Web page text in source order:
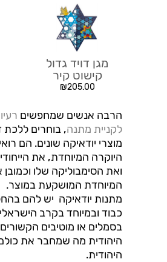
מגן דויד גדול
קישוט קיר
₪205.00
הרבה אנשים שמחפשים
לקניית מתנה, בוחרים ללכת
מוצרי יודאיקה שונים. הם
היוקרה המיוחדת, את
ואת הסימבוליקה שלו
המיוחדת המושקעת במוצר.
מתנות יודאיקה יש להם
כבוד ובמיוחד בקרב
בסמלים או מוטיבים
היהודית מה שמחבר את
היהודית.